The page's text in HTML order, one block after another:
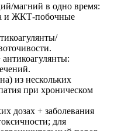
магний в одно время:
и ЖКТ‑побочные
из нескольких
при хроническом
дозах + заболевания
для